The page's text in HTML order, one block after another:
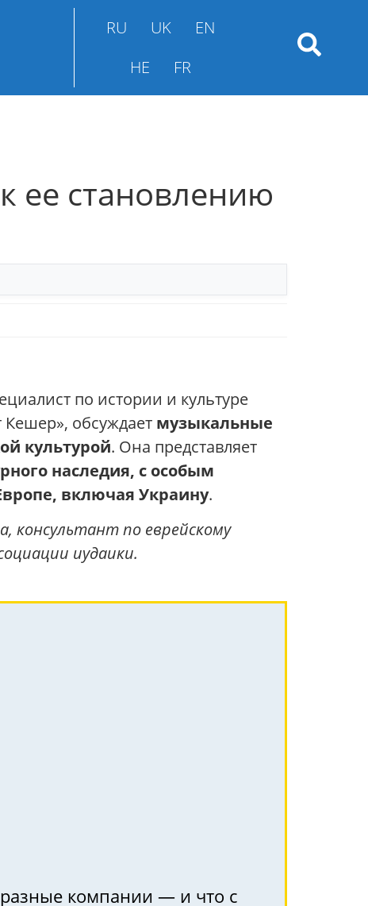
RU UK
EN
HE
FR
ее становлению
по истории и культуре
обсуждает музыкальные
культурой. Она представляет
наследия, с особым
включая Украину.
консультант по еврейскому
иудаики.
разные компании — и что с